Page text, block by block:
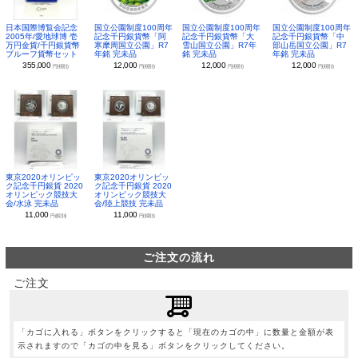
日本国際博覧会記念
2005年/愛地球博 壱
万円金貨/千円銀貨幣
プルーフ貨幣セット
355,000 円(税別)
国立公園制度100周年
記念千円銀貨幣「阿
寒摩周国立公園」R7
年銘 完未品
12,000 円(税別)
国立公園制度100周年
記念千円銀貨幣「大
雪山国立公園」R7年
銘 完未品
12,000 円(税別)
国立公園制度100周年
記念千円銀貨幣「中
部山岳国立公園」R7
年銘 完未品
12,000 円(税別)
東京2020オリンピッ
ク記念千円銀貨 2020
オリンピック競技大
会/水泳 完未品
11,000円(税別)
東京2020オリンピッ
ク記念千円銀貨 2020
オリンピック競技大
会/陸上競技 完未品
11,000 円(税別)
ご注文の流れ
ご注文
「カゴに入れる」ボタンをクリックすると「現在のカゴの中」に数量と金額が表
示されますので「カゴの中を見る」ボタンをクリックしてください。